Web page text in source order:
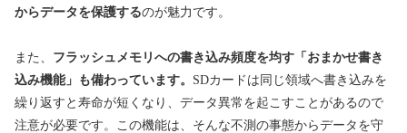
からデータを保護するのが魅力です。
また、 フラッシュメモリへの書き込み頻度を均す「おまかせ書き
込み機能」も備わっています。 SDカードは同じ領域へ書き込みを
繰り返すと寿命が短くなり、データ異常を起こすことがあるので
注意が必要です。この機能は、そんな不測の事態からデータを守